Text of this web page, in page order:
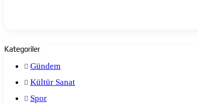
Kategoriler
Gündem
Kültür Sanat
Spor